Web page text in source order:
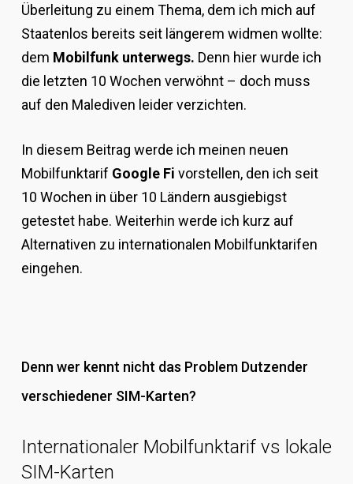
Überleitung zu einem Thema, dem ich mich auf
Staatenlos bereits seit längerem widmen wollte:
dem Mobilfunk unterwegs. Denn hier wurde ich
die letzten 10 Wochen verwöhnt – doch muss
auf den Malediven leider verzichten.
In diesem Beitrag werde ich meinen neuen
Mobilfunktarif Google Fi vorstellen, den ich seit
10 Wochen in über 10 Ländern ausgiebigst
getestet habe. Weiterhin werde ich kurz auf
Alternativen zu internationalen Mobilfunktarifen
eingehen.
Denn wer kennt nicht das Problem Dutzender
verschiedener SIM-Karten?
Internationaler Mobilfunktarif vs lokale
SIM-Karten